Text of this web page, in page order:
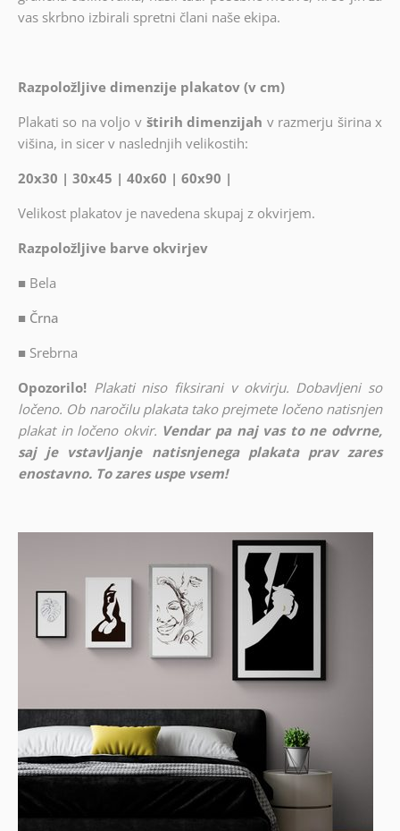
vas skrbno izbirali spretni člani naše ekipa.
Razpoložljive dimenzije plakatov (v cm)
Plakati so na voljo v štirih dimenzijah v razmerju širina x
višina, in sicer v naslednjih velikostih:
20x30 | 30x45 | 40x60 | 60x90 |
Velikost plakatov je navedena skupaj z okvirjem.
Razpoložljive barve okvirjev
■ Bela
■ Črna
■ Srebrna
Opozorilo! Plakati niso fiksirani v okvirju. Dobavljeni so
ločeno. Ob naročilu plakata tako prejmete ločeno natisnjen
plakat in ločeno okvir. Vendar pa naj vas to ne odvrne,
saj je vstavljanje natisnjenega plakata prav zares
enostavno. To zares uspe vsem!